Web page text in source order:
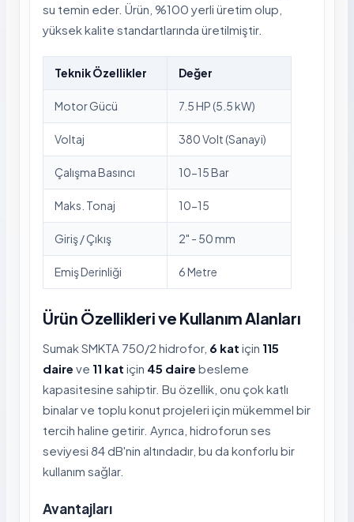
su temin eder. Ürün, %100 yerli üretim olup,
yüksek kalite standartlarında üretilmiştir.
Teknik Özellikler Değer
Motor Gücü 7.5 HP (5.5 kW)
Voltaj 380 Volt (Sanayi)
Çalışma Basıncı 10-15 Bar
Maks. Tonaj 10-15
Giriş / Çıkış 2" - 50 mm
Emiş Derinliği 6 Metre
Ürün Özellikleri ve Kullanım Alanları
Sumak SMKTA 750/2 hidrofor, 6 kat için 115
daire ve 11 kat için 45 daire besleme
kapasitesine sahiptir. Bu özellik, onu çok katlı
binalar ve toplu konut projeleri için mükemmel bir
tercih haline getirir. Ayrıca, hidroforun ses
seviyesi 84 dB'nin altındadır, bu da konforlu bir
kullanım sağlar.
Avantajları